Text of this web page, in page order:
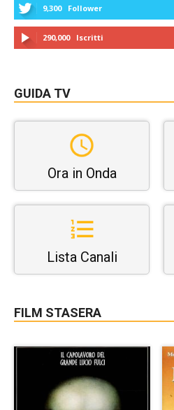
9,300 Follower
290,000 Iscritti
GUIDA TV
Ora in Onda
Lista Canali
FILM STASERA